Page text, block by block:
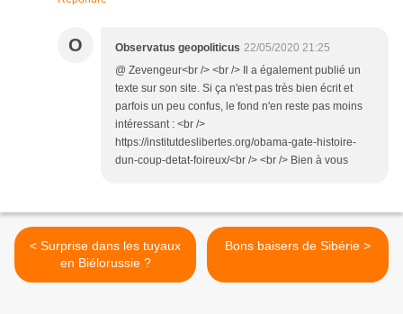
O Observatus geopoliticus 22/05/2020 21:25
@ Zevengeur<br /> <br /> Il a également publié un
texte sur son site. Si ça n'est pas très bien écrit et
parfois un peu confus, le fond n'en reste pas moins
intéressant : <br />
https://institutdeslibertes.org/obama-gate-histoire-
dun-coup-detat-foireux/<br /> <br /> Bien à vous
< Surprise dans les tuyaux
en Biélorussie ?
Bons baisers de Sibérie >